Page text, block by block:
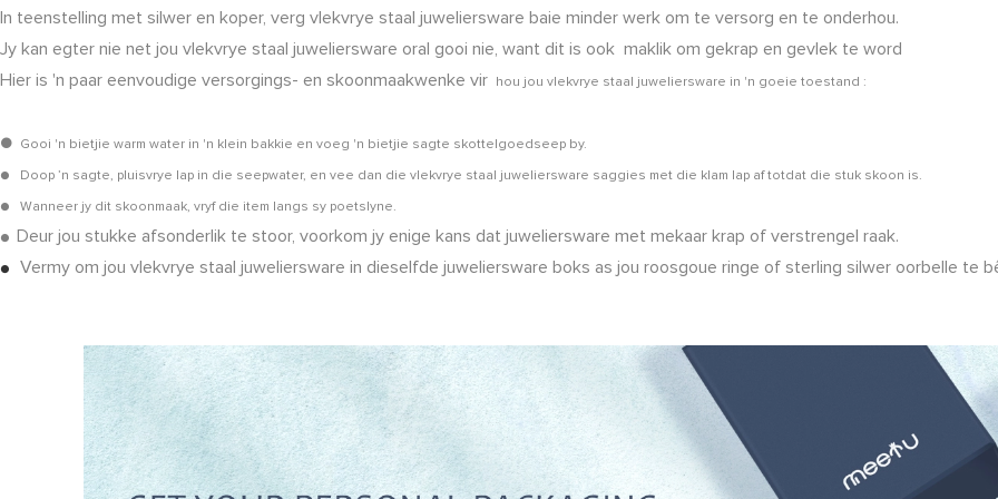
In teenstelling met silwer en koper, verg vlekvrye staal juweliersware baie minder werk om te versorg en te onderhou.
Jy kan egter nie net jou vlekvrye staal juweliersware oral gooi nie, want dit is ook maklik om gekrap en gevlek te word
Hier is 'n paar eenvoudige versorgings- en skoonmaakwenke vir
hou jou vlekvrye staal juweliersware in 'n goeie toestand :
● Gooi 'n bietjie warm water in 'n klein bakkie en voeg 'n bietjie sagte skottelgoedseep by.
● Doop ’n sagte, pluisvrye lap in die seepwater, en vee dan die vlekvrye staal juweliersware saggies met die klam lap af totdat die stuk skoon is.
● Wanneer jy dit skoonmaak, vryf die item langs sy poetslyne.
● Deur jou stukke afsonderlik te stoor, voorkom jy enige kans dat juweliersware met mekaar krap of verstrengel raak.
● Vermy om jou vlekvrye staal juweliersware in dieselfde juweliersware boks as jou roosgoue ringe of sterling silwer oorbelle te